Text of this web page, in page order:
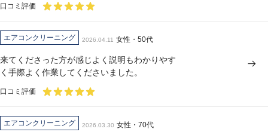
口コミ評価
エアコンクリーニング 2026.04.11 女性・50代
来てくださった方が感じよく説明もわかりやす
く手際よく作業してくださいました。
口コミ評価
エアコンクリーニング 2026.03.30 女性・70代